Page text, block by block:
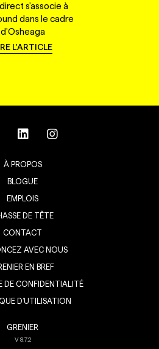
s'associe à
dans le cadre
d'Osheaga
L'ARTICLE
À PROPOS
BLOGUE
EMPLOIS
DE TÊTE
CONTACT
AVEC NOUS
EN BREF
DE CONFIDENTIALITÉ
D’UTILISATION
GRENIER
V8.7.2